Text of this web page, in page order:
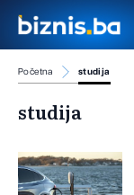
Početna studija
studija